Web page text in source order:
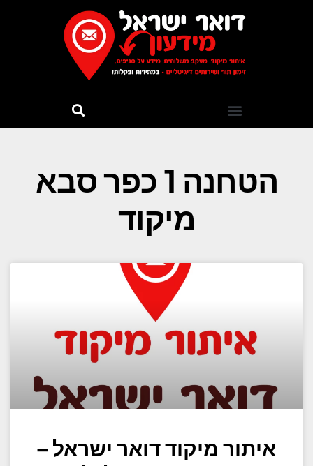
הטחנה 1 כפר סבא
מיקוד
איתור מיקוד דואר ישראל –